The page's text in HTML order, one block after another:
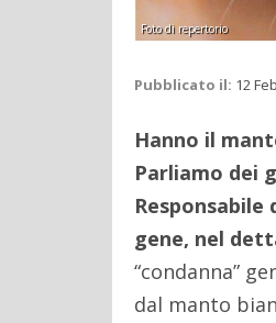
Foto di repertorio
Pubblicato il: 12
Hanno il
Parliamo dei
Responsabile
gene, nel
“condanna”
dal manto